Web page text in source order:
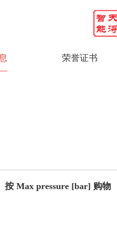
荣誉证书
按 Max pressure [bar] 购物